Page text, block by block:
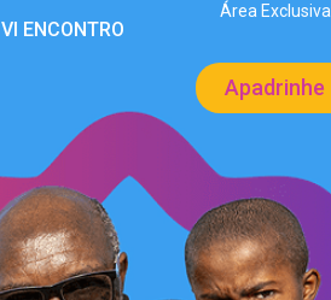
VI ENCONTRO
Área Exclusiva
Apadrinhe